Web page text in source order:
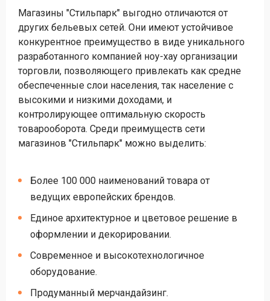
Магазины "Стильпарк" выгодно отличаются от
других бельевых сетей. Они имеют устойчивое
конкурентное преимущество в виде уникального
разработанного компанией ноу-хау организации
торговли, позволяющего привлекать как средне
обеспеченные слои населения, так население с
высокими и низкими доходами, и
контролирующее оптимальную скорость
товарооборота. Среди преимуществ сети
магазинов "Стильпарк" можно выделить:
Более 100 000 наименований товара от
ведущих европейских брендов.
Единое архитектурное и цветовое решение в
оформлении и декорировании.
Современное и высокотехнологичное
оборудование.
Продуманный мерчандайзинг.